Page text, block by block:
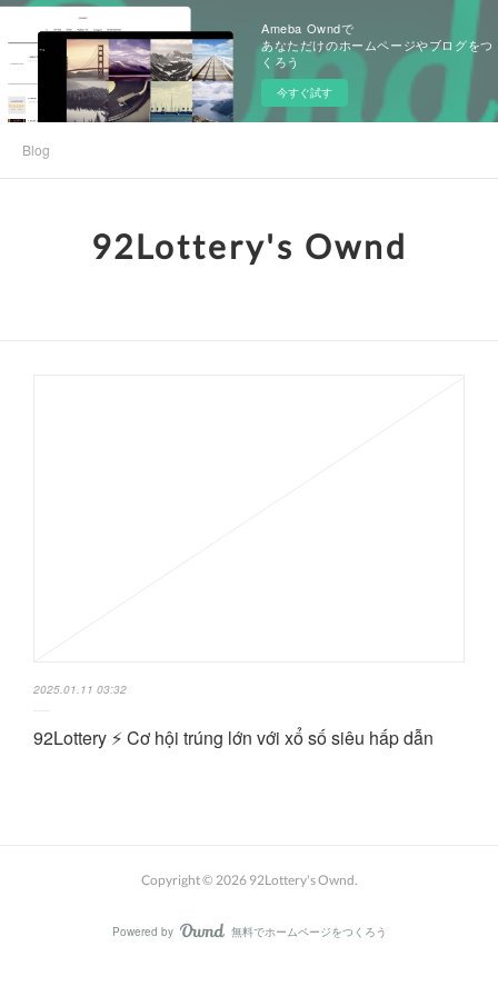
Ameba Owndで
あなただけのホームページやブログをつ
くろう
今すぐ試す
Blog
92Lottery's Ownd
2025.01.11 03:32
92Lottery ⚡️ Cơ hội trúng lớn với xổ số siêu hấp dẫn
Copyright © 2026 92Lottery's Ownd.
Powered by AmebaOwnd
無料でホームページをつくろう